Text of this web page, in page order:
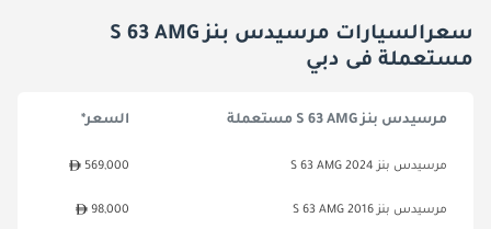
سعرالسيارات مرسيدس بنز S 63 AMG
مستعملة فى دبي
مرسيدس بنز S 63 AMG مستعملة السعر*
مرسيدس بنز S 63 AMG 2024 569,000
مرسيدس بنز S 63 AMG 2016 98,000